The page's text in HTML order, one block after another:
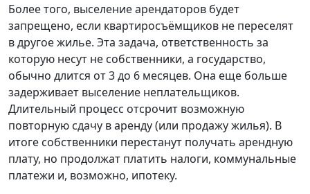
Более того, выселение арендаторов будет
запрещено, если квартиросъёмщиков не переселят
в другое жилье. Эта задача, ответственность за
которую несут не собственники, а государство,
обычно длится от 3 до 6 месяцев. Она еще больше
задерживает выселение неплательщиков.
Длительный процесс отсрочит возможную
повторную сдачу в аренду (или продажу жилья). В
итоге собственники перестанут получать арендную
плату, но продолжат платить налоги, коммунальные
платежи и, возможно, ипотеку.